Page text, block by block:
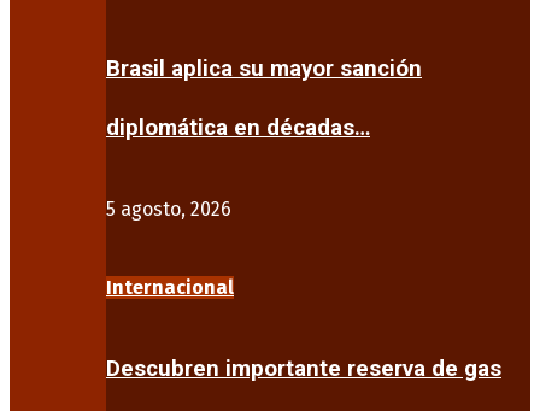
Brasil aplica su mayor sanción
diplomática en décadas…
5 agosto, 2026
Internacional
Descubren importante reserva de gas